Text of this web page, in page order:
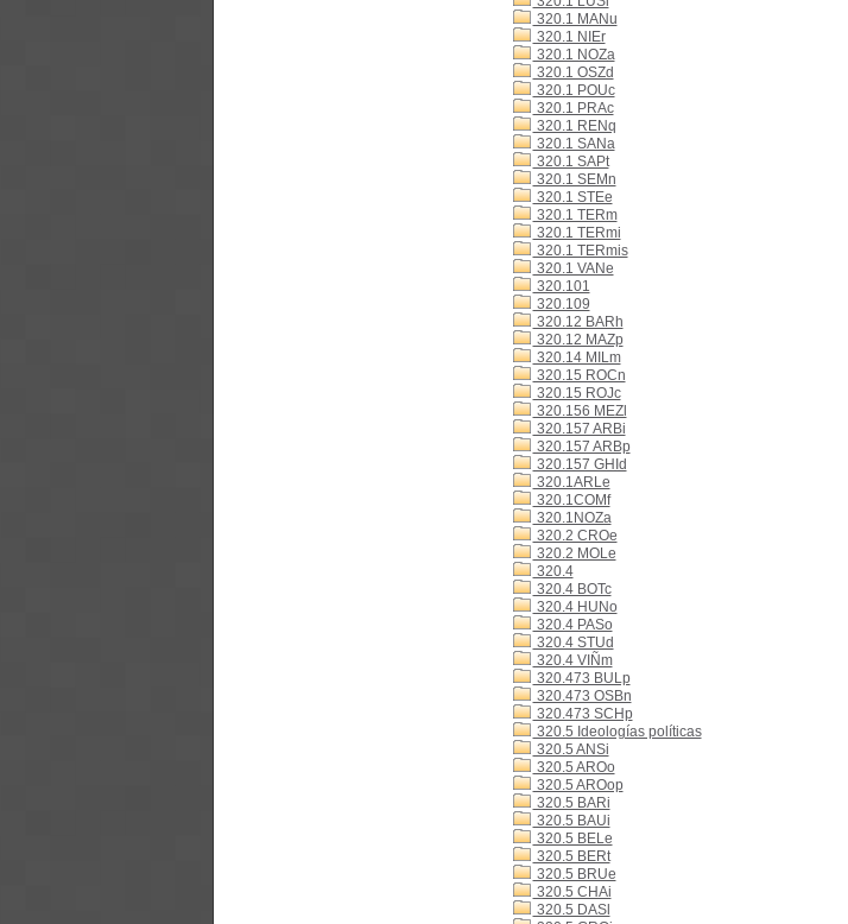
320.1 MANu
320.1 NIEr
320.1 NOZa
320.1 OSZd
320.1 POUc
320.1 PRAc
320.1 RENq
320.1 SANa
320.1 SAPt
320.1 SEMn
320.1 STEe
320.1 TERm
320.1 TERmi
320.1 TERmis
320.1 VANe
320.101
320.109
320.12 BARh
320.12 MAZp
320.14 MILm
320.15 ROCn
320.15 ROJc
320.156 MEZl
320.157 ARBi
320.157 ARBp
320.157 GHId
320.1ARLe
320.1COMf
320.1NOZa
320.2 CROe
320.2 MOLe
320.4
320.4 BOTc
320.4 HUNo
320.4 PASo
320.4 STUd
320.4 VIÑm
320.473 BULp
320.473 OSBn
320.473 SCHp
320.5 Ideologías políticas
320.5 ANSi
320.5 AROo
320.5 AROop
320.5 BARi
320.5 BAUi
320.5 BELe
320.5 BERt
320.5 BRUe
320.5 CHAi
320.5 DASl